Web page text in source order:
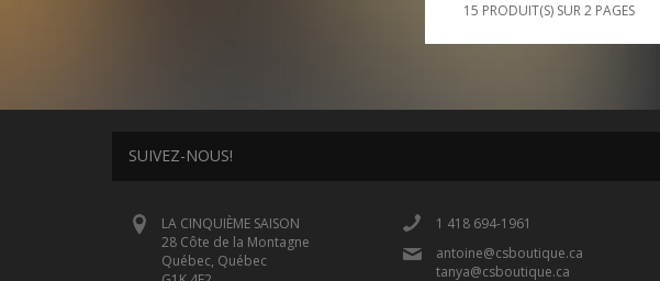
15 PRODUIT(S) SUR 2 PAGES
SUIVEZ-NOUS!
LA CINQUIÈME SAISON
28 Côte de la Montagne
Québec, Québec
1 418 694-1961
antoine@csboutique.ca
tanya@csboutique.ca